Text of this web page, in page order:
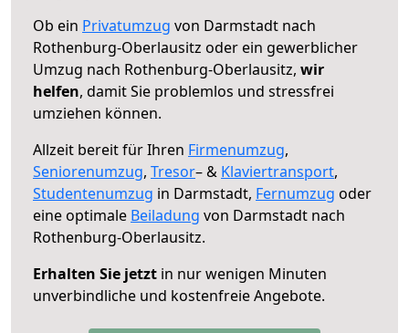
Ob ein Privatumzug von Darmstadt nach
Rothenburg-Oberlausitz oder ein gewerblicher
Umzug nach Rothenburg-Oberlausitz, wir
helfen, damit Sie problemlos und stressfrei
umziehen können.
Allzeit bereit für Ihren Firmenumzug,
Seniorenumzug, Tresor– & Klaviertransport,
Studentenumzug in Darmstadt, Fernumzug oder
eine optimale Beiladung von Darmstadt nach
Rothenburg-Oberlausitz.
Erhalten Sie jetzt in nur wenigen Minuten
unverbindliche und kostenfreie Angebote.